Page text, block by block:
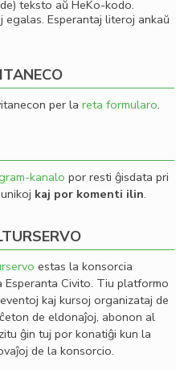
teksto aŭ HeKo-kodo.
egalas. Esperantaj literoj ankaŭ
per la reta formularo.
kanalo por resti ĝisdata pri
kaj por komenti ilin.
estas la konsorcia
Esperanta Civito. Tiu platformo
kaj kursoj organizataj de
de eldonaĵoj, abonon al
ĝin tuj por konatiĝi kun la
de la konsorcio.